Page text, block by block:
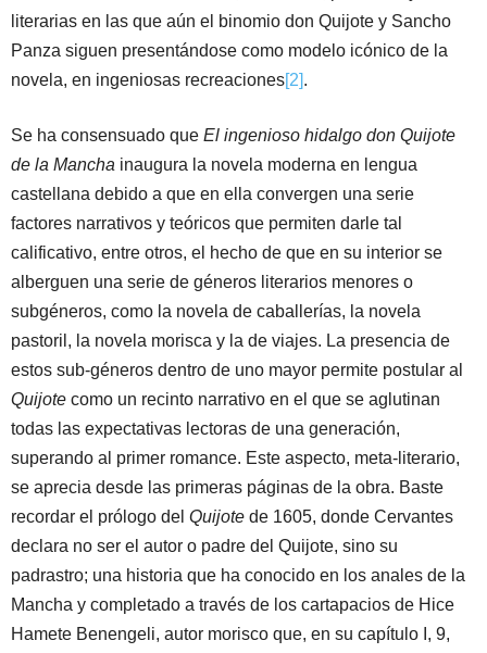
literarias en las que aún el binomio don Quijote y Sancho
Panza siguen presentándose como modelo icónico de la
novela, en ingeniosas recreaciones[2].
Se ha consensuado que El ingenioso hidalgo don Quijote
de la Mancha inaugura la novela moderna en lengua
castellana debido a que en ella convergen una serie
factores narrativos y teóricos que permiten darle tal
calificativo, entre otros, el hecho de que en su interior se
alberguen una serie de géneros literarios menores o
subgéneros, como la novela de caballerías, la novela
pastoril, la novela morisca y la de viajes. La presencia de
estos sub-géneros dentro de uno mayor permite postular al
Quijote como un recinto narrativo en el que se aglutinan
todas las expectativas lectoras de una generación,
superando al primer romance. Este aspecto, meta-literario,
se aprecia desde las primeras páginas de la obra. Baste
recordar el prólogo del Quijote de 1605, donde Cervantes
declara no ser el autor o padre del Quijote, sino su
padrastro; una historia que ha conocido en los anales de la
Mancha y completado a través de los cartapacios de Hice
Hamete Benengeli, autor morisco que, en su capítulo I, 9,